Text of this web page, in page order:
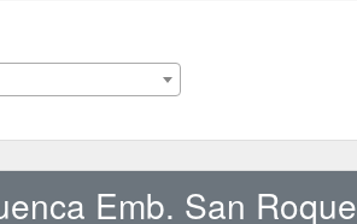
Emb. San Roque